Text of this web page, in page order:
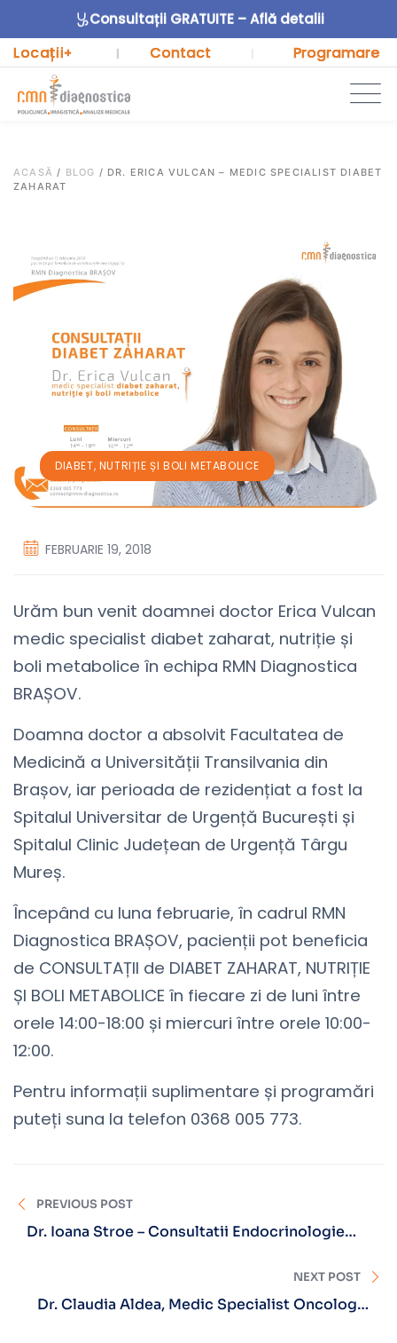
Consultații GRATUITE – Află detalii
Locații+ | Contact Programare
ACASĂ / BLOG / DR. ERICA VULCAN – MEDIC SPECIALIST DIABET
ZAHARAT
DIABET, NUTRIȚIE ȘI BOLI METABOLICE
FEBRUARIE 19, 2018
Urăm bun venit doamnei doctor Erica Vulcan
medic specialist diabet zaharat, nutriție și
boli metabolice în echipa RMN Diagnostica
BRAȘOV.
Doamna doctor a absolvit Facultatea de
Medicină a Universității Transilvania din
Brașov, iar perioada de rezidențiat a fost la
Spitalul Universitar de Urgență București și
Spitalul Clinic Județean de Urgență Târgu
Mureș.
Începând cu luna februarie, în cadrul RMN
Diagnostica BRAȘOV, pacienții pot beneficia
de CONSULTAȚII de DIABET ZAHARAT, NUTRIȚIE
ȘI BOLI METABOLICE în fiecare zi de luni între
orele 14:00-18:00 și miercuri între orele 10:00-
12:00.
Pentru informații suplimentare și programări
puteți suna la telefon 0368 005 773.
PREVIOUS POST
Dr. Ioana Stroe – Consultatii Endocrinologie
NEXT POST
Dr. Claudia Aldea, Medic Specialist Oncologie